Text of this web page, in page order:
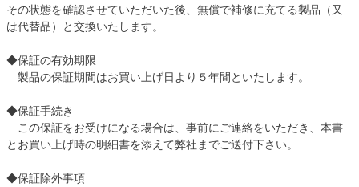
その状態を確認させていただいた後、無償で補修に充てる製品（又
は代替品）と交換いたします。
◆保証の有効期限
製品の保証期間はお買い上げ日より５年間といたします。
◆保証手続き
この保証をお受けになる場合は、事前にご連絡をいただき、本書
とお買い上げ時の明細書を添えて弊社までご送付下さい。
◆保証除外事項